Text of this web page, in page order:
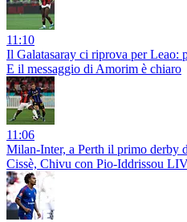
11:10
Il Galatasaray ci riprova per Leao:
E il messaggio di Amorim è chiaro
11:06
Milan-Inter, a Perth il primo derby
Cissè, Chivu con Pio-Iddrissou